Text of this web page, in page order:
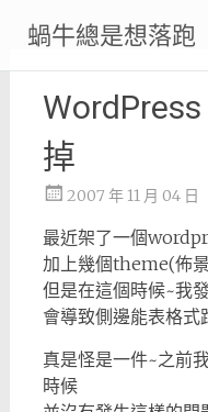
content
蝸牛總是想落跑
掉
2007 年 11 月 04 日
最近架了一個
加上幾個theme(佈
但是在這個時候~我
會導致側邊能表格式
真是怪是一件~之前
時候